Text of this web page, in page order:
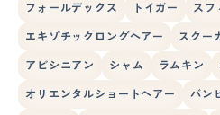
フォールデックス トイガー スフ
エキゾチックロングヘアー スクー
アビシニアン シャム ラムキン
オリエンタルショートヘアー バン